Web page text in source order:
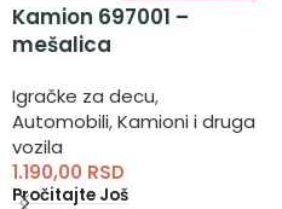
Kamion 697001 –
mešalica
Igračke za decu,
Automobili,Kamioni i druga
vozila
1.190,00 RSD
Pročitajte Još